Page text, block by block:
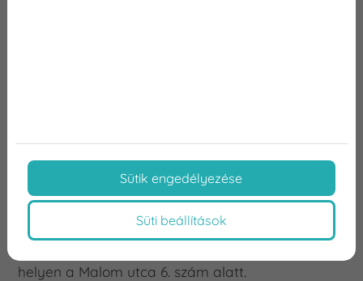
Hol található a rendelő?
A rendelő Győr-Ménfőcsanak városrészben
helyen a Malom utca 6. szám alatt.
Sütik engedélyezése
Süti beállítások